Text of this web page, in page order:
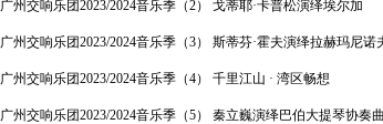
广州交响乐团2023/2024音乐季（2） 戈蒂耶·卡普松演绎埃尔加
广州交响乐团2023/2024音乐季（3） 斯蒂芬·霍夫演绎拉赫玛尼诺
广州交响乐团2023/2024音乐季（4） 千里江山 · 湾区畅想
广州交响乐团2023/2024音乐季（5） 秦立巍演绎巴伯大提琴协奏曲